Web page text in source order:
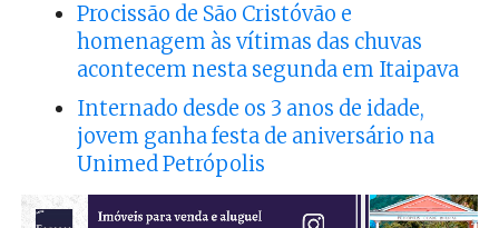
Procissão de São Cristóvão e
homenagem às vítimas das chuvas
acontecem nesta segunda em Itaipava
Internado desde os 3 anos de idade,
jovem ganha festa de aniversário na
Unimed Petrópolis